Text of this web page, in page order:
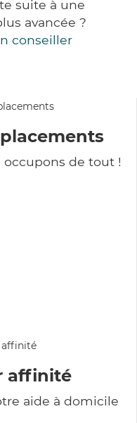
suite à une
avancée ?
conseiller
occupons de tout !
affinité
aide à domicile